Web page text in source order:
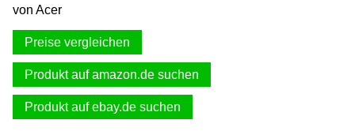
Presse
Datenschutz
Impressum
von Acer
Preise vergleichen
Produkt auf amazon.de suchen
Produkt auf ebay.de suchen